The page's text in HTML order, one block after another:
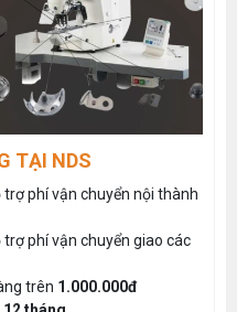
TẠI NDS
trợ phí vận chuyển nội thành
trợ phí vận chuyển giao các
trên 1.000.000đ